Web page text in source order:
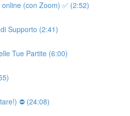
(con Zoom) ✅ (2:52)
Supporto (2:41)
Tue Partite (6:00)
⛔ (24:08)